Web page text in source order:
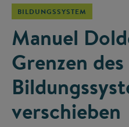
BILDUNGSSYSTEM
Manuel
Grenzen des
verschieben